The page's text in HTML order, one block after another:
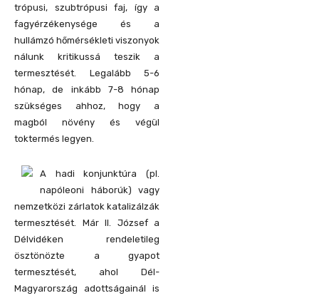
trópusi, szubtrópusi faj, így a
fagyérzékenysége és a
hullámzó hőmérsékleti viszonyok
nálunk kritikussá teszik a
termesztését. Legalább 5-6
hónap, de inkább 7-8 hónap
szükséges ahhoz, hogy a
magból növény és végül
toktermés legyen.
A hadi konjunktúra (pl.
napóleoni háborúk) vagy
nemzetközi zárlatok katalizálzák
termesztését. Már II. József a
Délvidéken rendeletileg
ösztönözte a gyapot
termesztését, ahol Dél-
Magyarország adottságainál is